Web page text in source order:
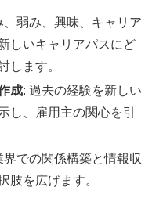
、弱み、興味、キャリア
しいキャリアパスにど
します。
成: 過去の経験を新しい
し、雇用主の関心を引
界での関係構築と情報収
肢を広げます。